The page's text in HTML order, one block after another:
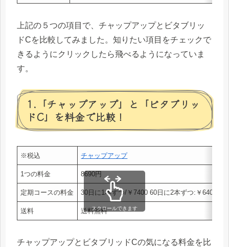
上記の５つの項目で、チャップアップとビタブリッ
ドCを比較してみました。知りたい項目をチェックで
きるようにクリックしたら飛べるようになっていま
す。
1.「チャップアップ」と「ビタブリッ
ドC」を料金で比較！
※税込 チャップアップ
1つの料金 8690円
定期コースの料金 30日に1本ずつ/￥7400 60日に2本ずつ:￥6400円/
送料 送料無料
スクロールできます
チャップアップとビタブリッドCの気になる料金を比